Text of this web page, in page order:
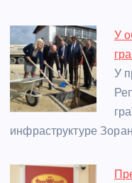
У
У
инфраструктуре